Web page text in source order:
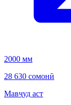
2000 мм
28 630 сомонӣ
Мавҷуд аст